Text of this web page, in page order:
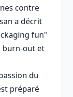
contre
a décrit
fun"
burn-out et
du
préparé